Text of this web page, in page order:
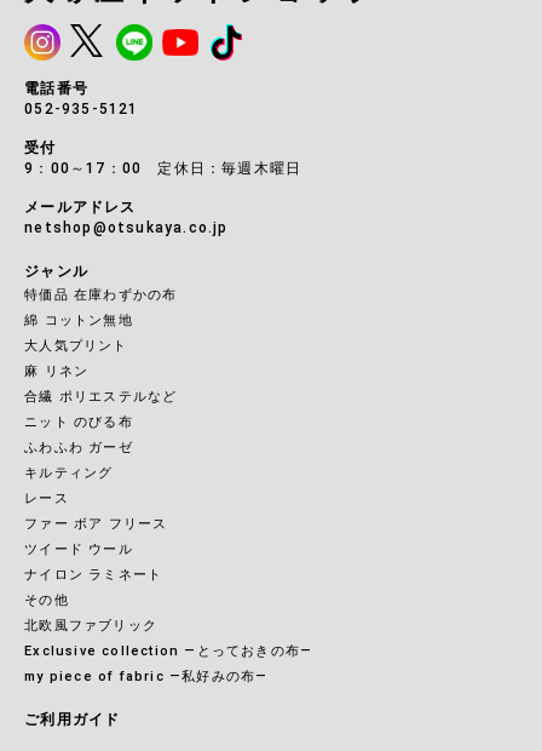
電話番号
052-935-5121
受付
9：00～17：00 定休日：毎週木曜日
メールアドレス
netshop@otsukaya.co.jp
ジャンル
特価品 在庫わずかの布
綿 コットン無地
大人気プリント
麻 リネン
合繊 ポリエステルなど
ニット のびる布
ふわふわ ガーゼ
キルティング
レース
ファー ボア フリース
ツイード ウール
ナイロン ラミネート
その他
北欧風ファブリック
Exclusive collection ―とっておきの布―
my piece of fabric ―私好みの布―
ご利用ガイド